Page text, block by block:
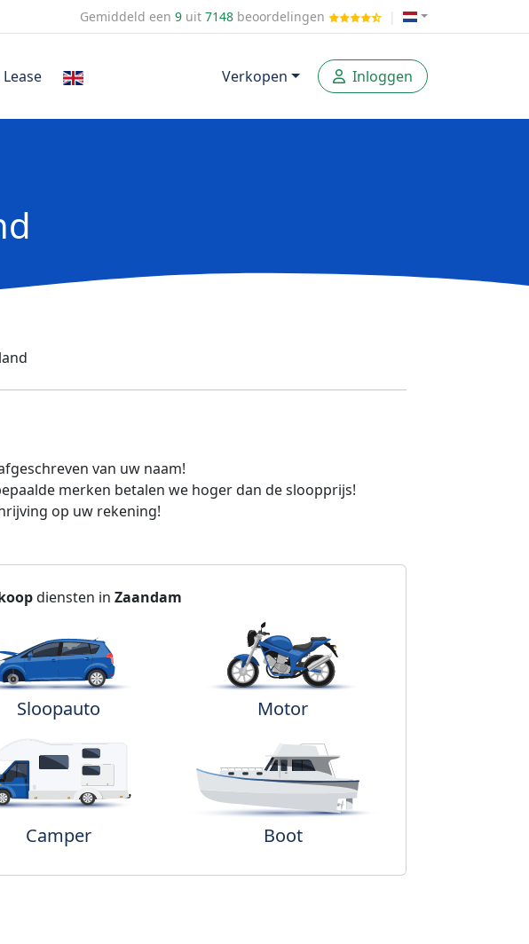
Gemiddeld een9 uit7148 beoordelingen
Verkopen Inloggen
van uw naam!
merken betalen we hoger dan de sloopprijs!
op uw rekening!
diensten in Zaandam
Sloopauto Motor
Camper Boot